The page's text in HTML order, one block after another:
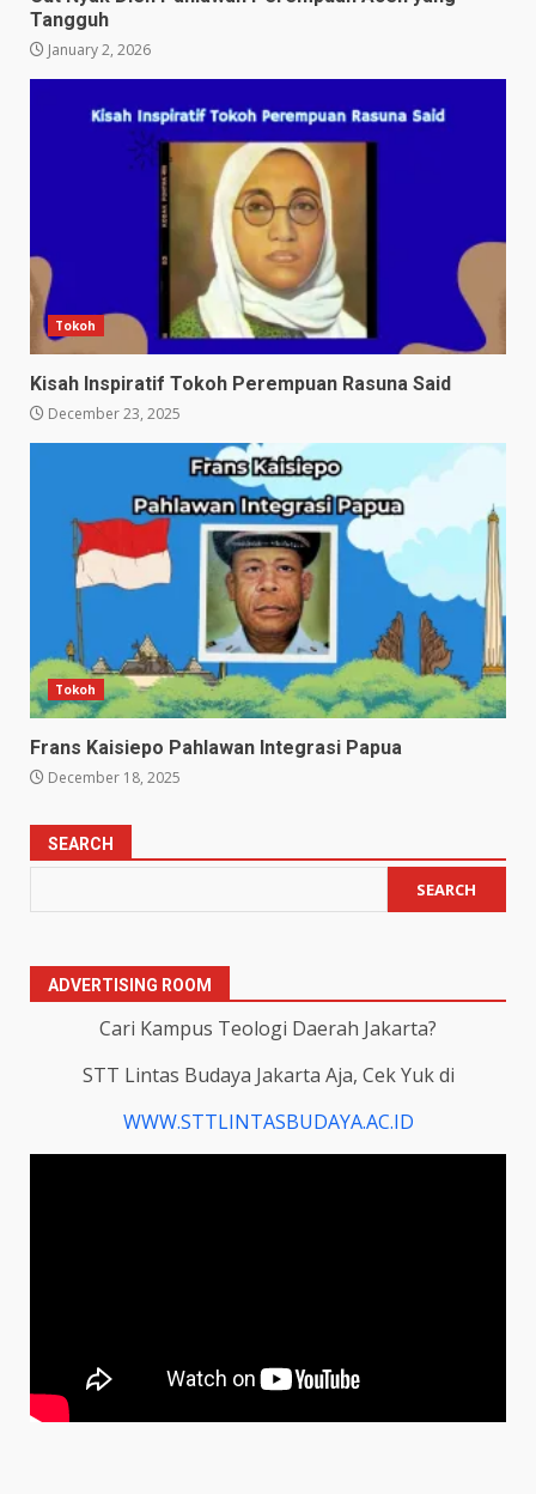
Tangguh
January 2, 2026
Tokoh
Kisah Inspiratif Tokoh Perempuan Rasuna Said
December 23, 2025
Tokoh
Frans Kaisiepo Pahlawan Integrasi Papua
December 18, 2025
SEARCH
SEARCH
ADVERTISING ROOM
Cari Kampus Teologi Daerah Jakarta?
STT Lintas Budaya Jakarta Aja, Cek Yuk di
WWW.STTLINTASBUDAYA.AC.ID